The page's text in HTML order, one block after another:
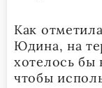
Как
Юдина, на
хотелось бы
чтобы